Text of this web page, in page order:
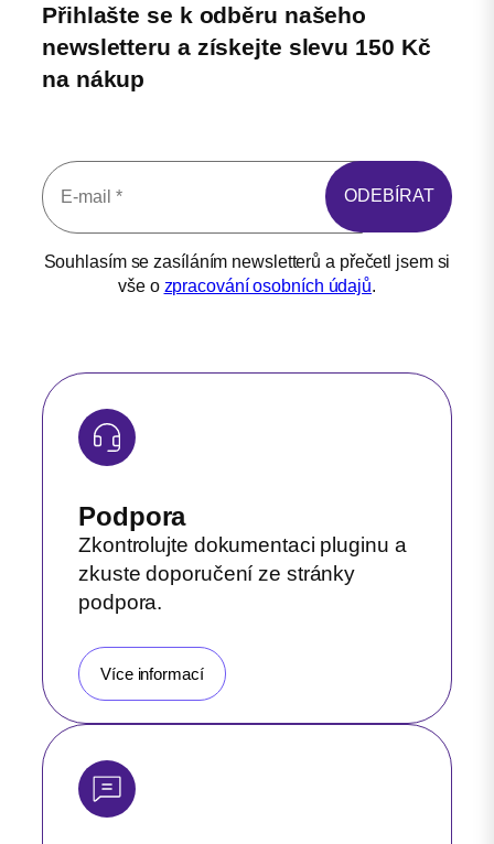
Přihlašte se k odběru našeho
newsletteru a získejte slevu 150 Kč
na nákup
Souhlasím se zasíláním newsletterů a přečetl jsem si
vše o zpracování osobních údajů.
Podpora
Zkontrolujte dokumentaci pluginu a
zkuste doporučení ze stránky
podpora.
Více informací